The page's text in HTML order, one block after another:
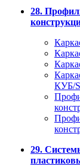
28.
КУБ/
29.